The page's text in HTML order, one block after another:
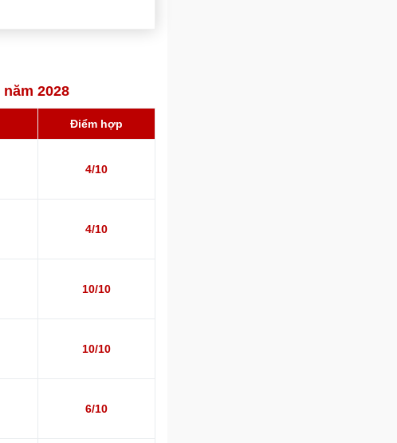
2028
Điểm hợp
4/10
4/10
10/10
10/10
6/10